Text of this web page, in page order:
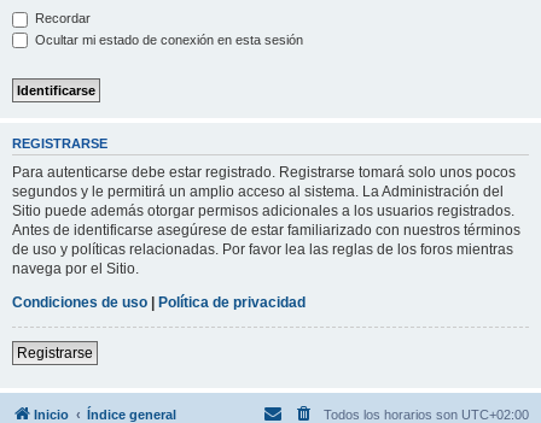
Recordar
Ocultar mi estado de conexión en esta sesión
REGISTRARSE
Para autenticarse debe estar registrado. Registrarse tomará solo unos pocos
segundos y le permitirá un amplio acceso al sistema. La Administración del
Sitio puede además otorgar permisos adicionales a los usuarios registrados.
Antes de identificarse asegúrese de estar familiarizado con nuestros términos
de uso y políticas relacionadas. Por favor lea las reglas de los foros mientras
navega por el Sitio.
Condiciones de uso | Política de privacidad
Registrarse
Inicio Índice general Todos los horarios son UTC+02:00